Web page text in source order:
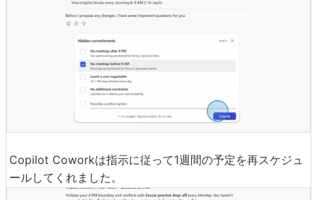
Copilot Coworkは指示に従って1週間の予定を再スケジュ
ールしてくれました。